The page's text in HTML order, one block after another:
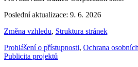
Poslední aktualizace: 9. 6. 2026
Změna vzhledu, Struktura stránek
Prohlášení o přístupnosti, Ochrana
Publicita projektů